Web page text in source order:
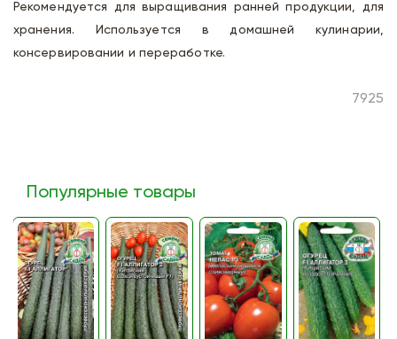
Рекомендуется для выращивания ранней продукции, для
хранения. Используется в домашней кулинарии,
консервировании и переработке.
7925
Популярные товары